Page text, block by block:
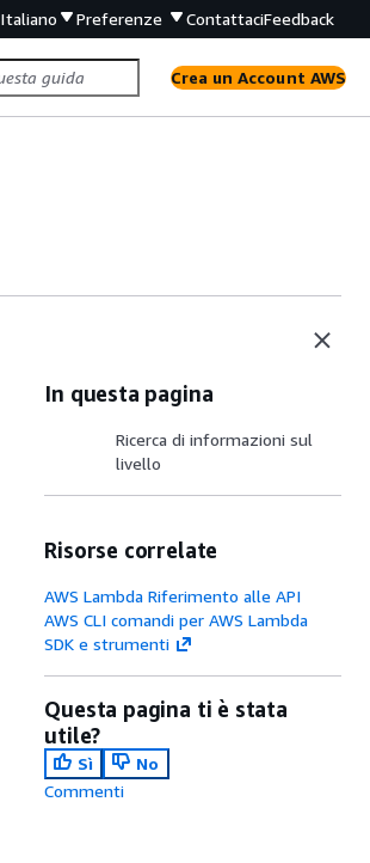
Italiano Preferenze ContattaciFeedback
Crea un Account AWS
In questa pagina
Ricerca di informazioni sul
livello
Risorse correlate
AWS Lambda Riferimento alle API
AWS CLI comandi per AWS Lambda
SDK e strumenti
Questa pagina ti è stata
utile?
Sì
No
Commenti